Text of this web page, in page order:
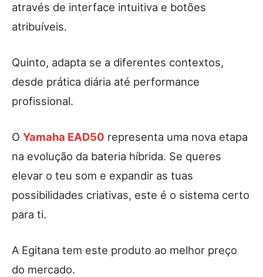
através de interface intuitiva e botões
atribuíveis.
Quinto, adapta se a diferentes contextos,
desde prática diária até performance
profissional.
O Yamaha EAD50 representa uma nova etapa
na evolução da bateria híbrida. Se queres
elevar o teu som e expandir as tuas
possibilidades criativas, este é o sistema certo
para ti.
A Egitana tem este produto ao melhor preço
do mercado.